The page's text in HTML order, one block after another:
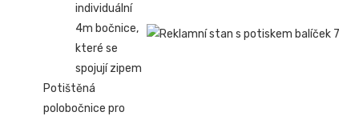
individuální
4m bočnice,
které se
spojují zipem
Potištěná
polobočnice pro